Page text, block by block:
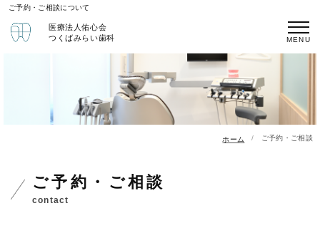
医療法人佑心会
つくばみらい歯科
ご予約・ご相談について
ホーム ご予約・ご相談
ご予約・ご相談
contact